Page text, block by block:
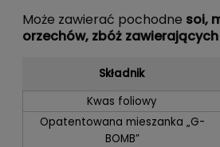
Może zawierać pochodne soi,
orzechów, zbóż
Składnik
Kwas foliowy
Opatentowana mieszanka „G-
BOMB”